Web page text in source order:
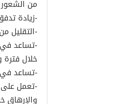
من
-زيادة
-التقليل
-تساعد في
خلال فترة
-تساعد
-تعمل على
والإرهاق